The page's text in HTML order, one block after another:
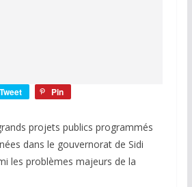
Tweet Pin
projets publics programmés
dans le gouvernorat de Sidi
les problèmes majeurs de la